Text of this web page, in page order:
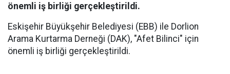
önemli iş birliği gerçekleştirildi.
Eskişehir Büyükşehir Belediyesi (EBB) ile Dorlion
Arama Kurtarma Derneği (DAK), "Afet Bilinci" için
önemli iş birliği gerçekleştirildi.